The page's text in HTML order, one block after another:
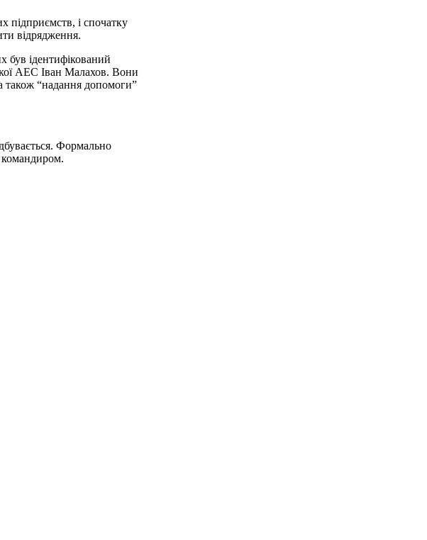
підприємств, і спочатку
відрядження.
був ідентифікований
АЕС Іван Малахов. Вони
а також “надання допомоги”
Формально
командиром.